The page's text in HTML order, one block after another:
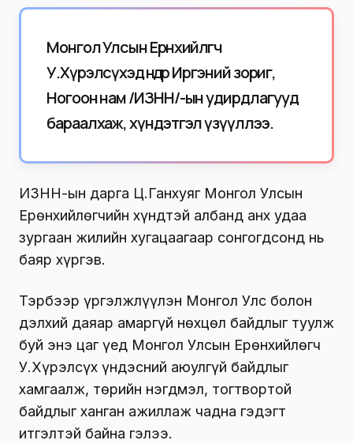
Монгол Улсын Ерөнхийлөгч
У.Хүрэлсүхэд өнөөдөр Иргэний зориг,
Ногоон нам /ИЗНН/-ын удирдлагууд
бараалхаж, хүндэтгэл үзүүллээ.
ИЗНН-ын дарга Ц.Ганхуяг Монгол Улсын
Ерөнхийлөгчийн хүндтэй албанд анх удаа
зургаан жилийн хугацаагаар сонгогдсонд нь
баяр хүргэв.
Тэрбээр үргэлжлүүлэн Монгол Улс болон
дэлхий даяар амаргүй нөхцөл байдлыг туулж
буй энэ цаг үед Монгол Улсын Ерөнхийлөгч
У.Хүрэлсүх үндэсний аюулгүй байдлыг
хамгаалж, төрийн нэгдмэл, тогтвортой
байдлыг ханган ажиллаж чадна гэдэгт
итгэлтэй байна гэлээ.